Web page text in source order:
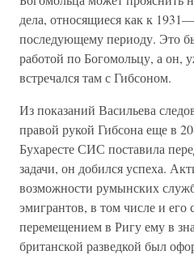
дела, относящиеся как к
последующему периоду. Это
работой по Богомольцу, а он,
встречался там с Гибсоном.
Из показаний Васильева
правой рукой Гибсона еще в
Бухаресте СИС поставила
задачи, он добился успеха.
возможности румынских
эмигрантов, в том числе и его
перемещением в Ригу ему в
британской разведкой был